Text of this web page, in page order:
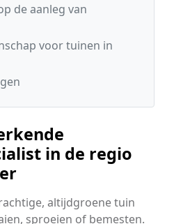
de aanleg van
voor tuinen in
in de regio
altijdgroene tuin
sproeien of bemesten.